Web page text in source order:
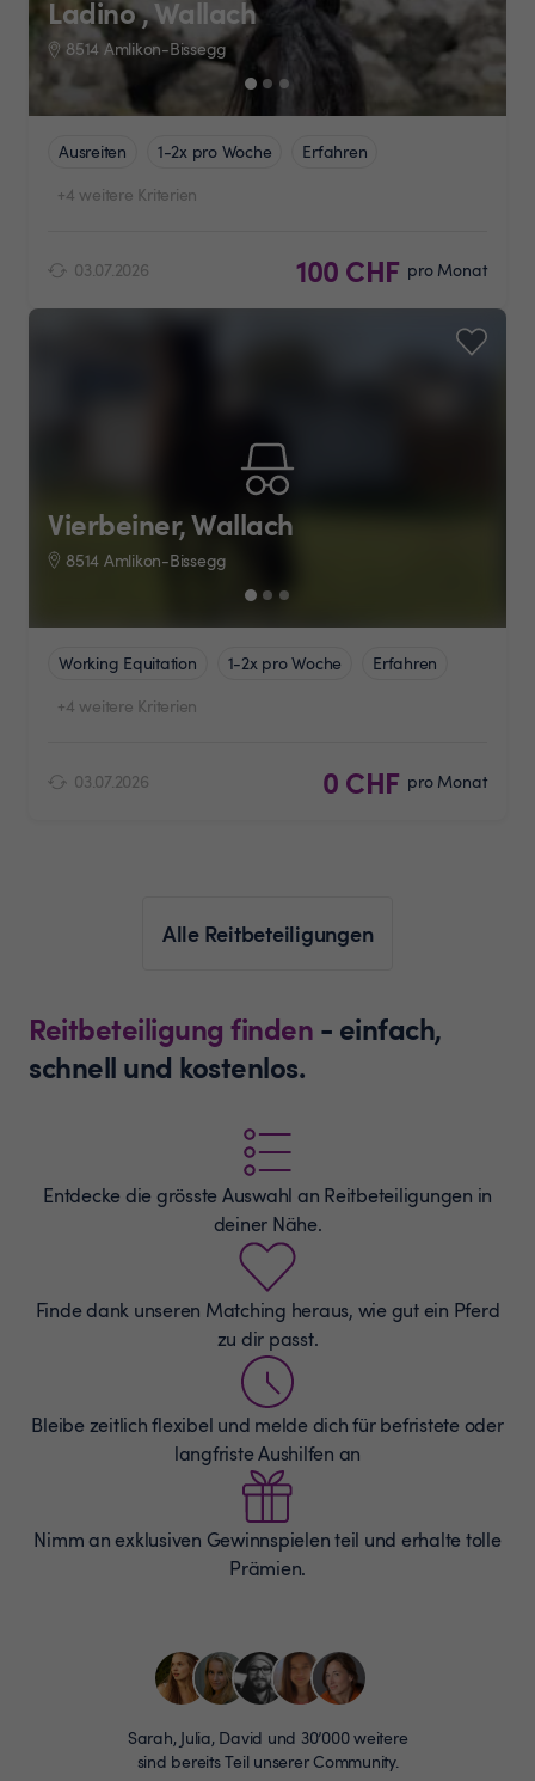
Ladino , Wallach
8514 Amlikon-Bissegg
Ausreiten 1-2x pro Woche
Erfahren
+4 weitere Kriterien
03.07.2026 100 CHF pro Monat
Vierbeiner, Wallach
8514 Amlikon-Bissegg
Working Equitation 1-2x pro Woche
Erfahren
+4 weitere Kriterien
03.07.2026 0 CHF pro Monat
Alle Reitbeteiligungen
Reitbeteiligung finden - einfach,
schnell und kostenlos.
Entdecke die grösste Auswahl an Reitbeteiligungen in
deiner Nähe.
Finde dank unseren Matching heraus, wie gut ein Pferd
zu dir passt.
Bleibe zeitlich flexibel und melde dich für befristete oder
langfriste Aushilfen an
Nimm an exklusiven Gewinnspielen teil und erhalte tolle
Prämien.
Sarah, Julia, David und 30’000 weitere
sind bereits Teil unserer Community.